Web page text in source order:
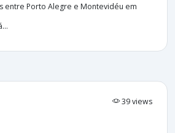
entre Porto Alegre e Montevidéu em
39 views